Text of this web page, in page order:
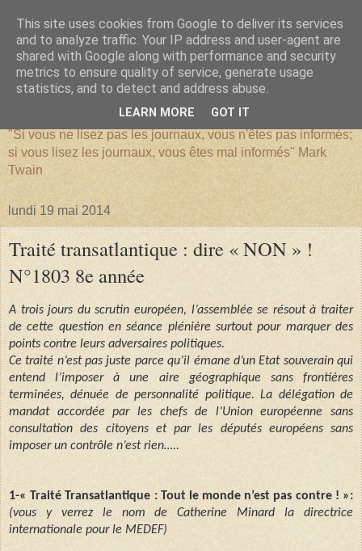
SERIATIM
"Si vous ne lisez pas les journaux, vous n'êtes pas informés;
si vous lisez les journaux, vous êtes mal informés" Mark
Twain
lundi 19 mai 2014
Traité transatlantique : dire « NON » !
N°1803 8e année
A trois jours du scrutin européen, l’assemblée se résout à traiter
de cette question en séance plénière surtout pour marquer des
points contre leurs adversaires politiques.
Ce traité n’est pas juste parce qu’il émane d’un Etat souverain qui
entend l’imposer à une aire géographique sans frontières
terminées, dénuée de personnalité politique. La délégation de
mandat accordée par les chefs de l’Union européenne sans
consultation des citoyens et par les députés européens sans
imposer un contrôle n’est rien…..
1-« Traité Transatlantique : Tout le monde n’est pas contre ! »:
(vous y verrez le nom de Catherine Minard la directrice
internationale pour le MEDEF)
This site uses cookies from Google to deliver its services
and to analyze traffic. Your IP address and user-agent are
shared with Google along with performance and security
metrics to ensure quality of service, generate usage
statistics, and to detect and address abuse.
LEARN MORE GOT IT